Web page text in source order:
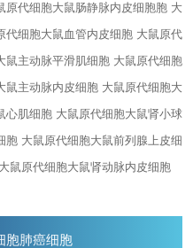
原代细胞大鼠肠静脉内皮细胞胞 大
代细胞大鼠血管内皮细胞 大鼠原代
鼠主动脉平滑肌细胞 大鼠原代细胞
鼠主动脉内皮细胞 大鼠原代细胞大
心肌细胞 大鼠原代细胞大鼠肾小球
胞 大鼠原代细胞大鼠前列腺上皮细
鼠原代细胞大鼠肾动脉内皮细胞
胞肺癌细胞